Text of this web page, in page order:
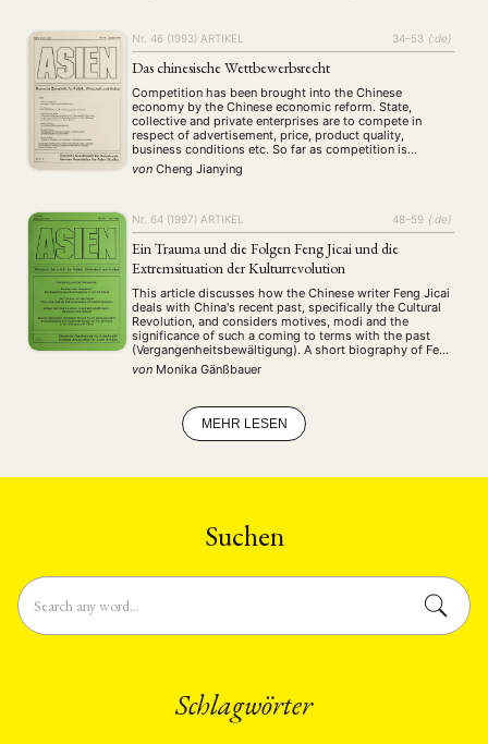
MITGLIEDSCHAFT STUDIUM DATENSCHUTZERKLÄRUNG
MITGLIEDERBEREICH KONTAKT SPENDEN SIE JETZT!
ENGLISH
Nr. 46 (1993) ARTIKEL 34–53 {:de}
Das chinesische Wettbewerbsrecht
Competition has been brought into the Chinese
economy by the Chinese economic reform. State,
collective and private enterprises are to compete in
respect of advertisement, price, product quality,
business conditions etc. So far as competition is
concerned all the enterprises are supposed to have
equal rights. However, nothing has changed regarding
von Cheng Jianying
Nr. 64 (1997) ARTIKEL 48–59 {:de}
Ein Trauma und die Folgen Feng Jicai und die
Extremsituation der Kulturrevolution
This article discusses how the Chinese writer Feng Jicai
deals with China's recent past, specifically the Cultural
Revolution, and considers motives, modi and the
significance of such a coming to terms with the past
(Vergangenheitsbewältigung). A short biography of Feng
Jicai is followed by a summary of statements from
Feng's earlier writings on the subject …
von Monika Gänßbauer
MEHR LESEN
Suchen
Schlagwörter